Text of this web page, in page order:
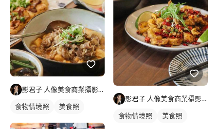
影君子 人像美食商業攝影師
食物情境照 美食照
影君子 人像美食商業攝影師
食物情境照 美食照